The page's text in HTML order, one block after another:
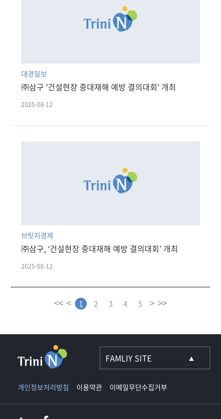
대경일보
㈜삼구 '건설현장 중대재해 예방 결의대회' 개최
2025-08-12
브릿지경제
㈜삼구, ‘건설현장 중대재해 예방 결의대회’ 개최
2025-08-12
1 2 3 4 5
개인정보처리방침 이용약관 이메일무단수집거부